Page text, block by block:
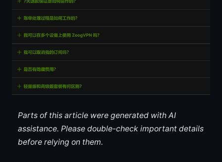
Parts of this article were generated with AI
assistance. Please double-check important details
before relying on them.